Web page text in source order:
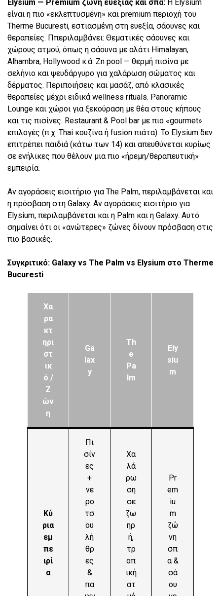
Elysium — Premium ζώνη ευεξίας και σπα: Η Elysium
είναι η πιο «εκλεπτυσμένη» και premium περιοχή του
Therme Bucuresti, εστιασμένη στη ευεξία, σάουνες και
θεραπείες. Ππεριλαμβάνει: Θεματικές σάουνες και
χώρους ατμού, όπως η σάουνα με αλάτι Himalayan,
Alhambra, Hollywood κ.ά. Zn pool — θερμή πισίνα με
σελήνιο και ψευδάργυρο για χαλάρωση σώματος και
δέρματος. Περιποιήσεις και μασάζ, από κλασικές
θεραπείες μέχρι ειδικά wellness rituals. Panoramic
Lounge και χώροι για ξεκούραση με θέα στους κήπους
και τις πισίνες. Restaurant & Pool bar με πιο «gourmet»
επιλογές (π.χ. Thai κουζίνα ή fusion πιάτα). Το Elysium δεν
επιτρέπει παιδιά (κάτω των 14) και απευθύνεται κυρίως
σε ενήλικες που θέλουν μια πιο «ήρεμη/θεραπευτική»
εμπειρία.
Αν αγοράσεις εισιτήριο για The Palm, περιλαμβάνεται και
η πρόσβαση στη Galaxy. Αν αγοράσεις εισιτήριο για
Elysium, περιλαμβάνεται και η Palm και η Galaxy. Αυτό
σημαίνει ότι οι «ανώτερες» ζώνες δίνουν πρόσβαση στις
πιο βασικές.
Συγκριτικό: Galaxy vs The Palm vs Elysium στο Therme
Bucuresti
Χα
ρα
κτ
ηρι
στ
ικ
ό /
Ζ
ών
η
Ga
lax
y
Th
e
Pa
lm
Ely
siu
m
Κύ
ρια
εμ
πε
ιρί
α
Πι
σίν
ες
+
νε
ρο
τσ
ου
λή
θρ
ες
&
πα
Χα
λά
ρω
ση
σε
ζω
ηρ
ή,
τρ
οπ
ική
ατ
Pr
em
iu
m
ζώ
νη
σπ
α &
σά
ου